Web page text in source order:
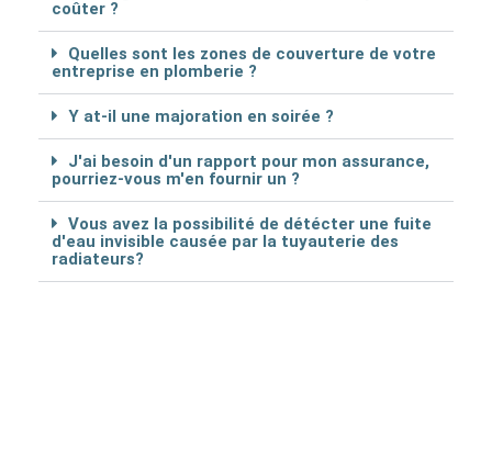
coûter ?
Quelles sont les zones de couverture de votre
entreprise en plomberie ?
Y at-il une majoration en soirée ?
J'ai besoin d'un rapport pour mon assurance,
pourriez-vous m'en fournir un ?
Vous avez la possibilité de détécter une fuite
d'eau invisible causée par la tuyauterie des
radiateurs?